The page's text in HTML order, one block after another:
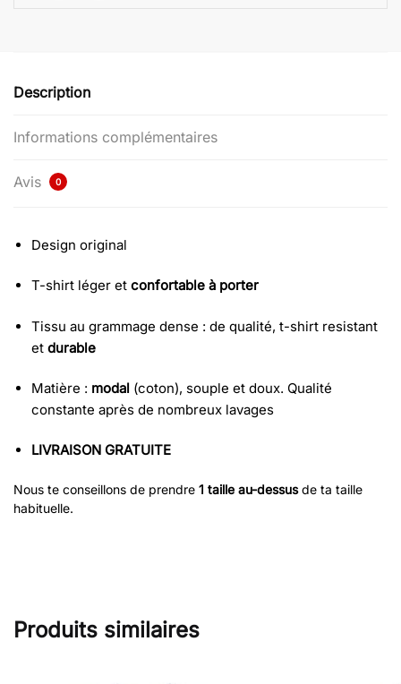
Description
Informations complémentaires
Avis 0
Design original
T-shirt léger et confortable à porter
Tissu au grammage dense : de qualité, t-shirt resistant
et durable
Matière : modal (coton), souple et doux. Qualité
constante après de nombreux lavages
LIVRAISON GRATUITE
Nous te conseillons de prendre 1 taille au-dessusde ta taille
habituelle.
Produits similaires